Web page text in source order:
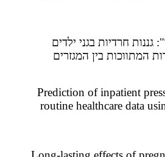
בגני ילדים
בין המגזרים
Prediction of
routine healthcare